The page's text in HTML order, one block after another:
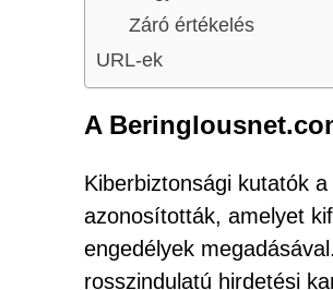
Záró értékelés
URL-ek
A
Kiberbiztonsági kutatók
azonosították, amelyet
engedélyek
rosszindulatú hirdetési